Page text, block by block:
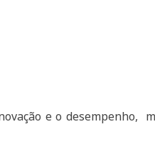
e o desempenho,